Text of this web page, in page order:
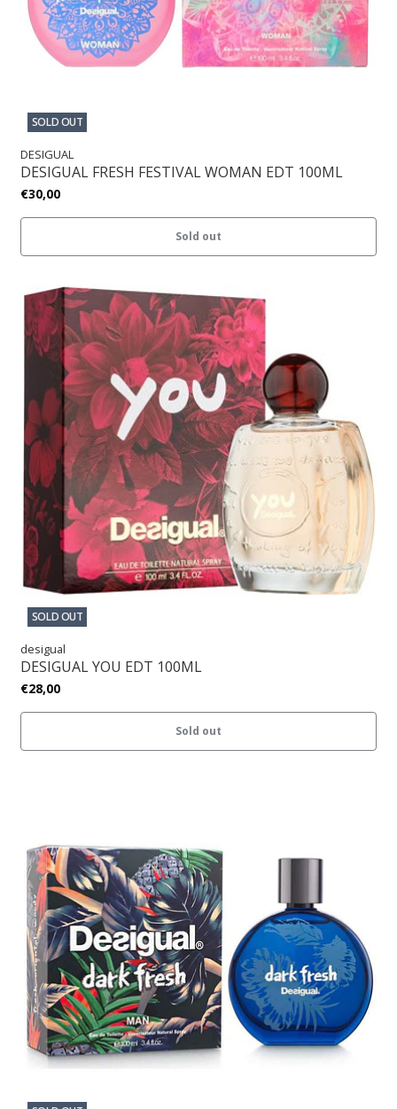
SOLD OUT
DESIGUAL
DESIGUAL FRESH FESTIVAL WOMAN EDT 100ML
€30,00
Sold out
SOLD OUT
desigual
DESIGUAL YOU EDT 100ML
€28,00
Sold out